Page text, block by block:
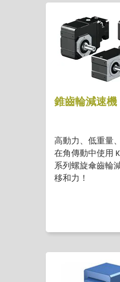
錐齒輪減速機
高動力、低重量
在角傳動中使用 K
系列螺旋傘齒輪
移和力！